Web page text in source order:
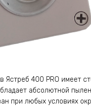
Ястреб 400 PRO имеет
абсолютной
при любых условиях